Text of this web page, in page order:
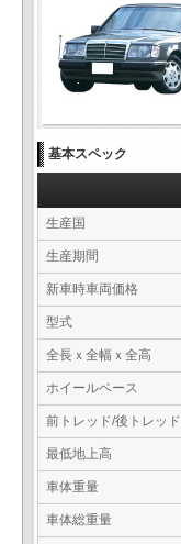
基本スペック
生産国
生産期間
新車時車両価格
型式
全長ｘ全幅ｘ全高
ホイールベース
前トレッド/後トレッド
最低地上高
車体重量
車体総重量